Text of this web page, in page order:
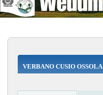
VERBANO CUSIO OSSOLA